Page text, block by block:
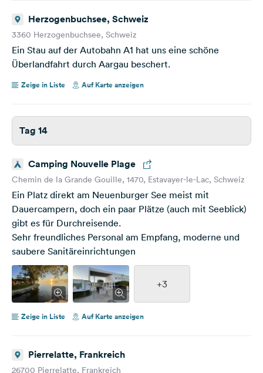
Herzogenbuchsee, Schweiz
3360 Herzogenbuchsee, Schweiz
Ein Stau auf der Autobahn A1 hat uns eine schöne
Überlandfahrt durch Aargau beschert.
Zeige in Liste Auf Karte anzeigen
Tag 14
Camping Nouvelle Plage
Chemin de la Grande Gouille, 1470, Estavayer-le-Lac, Schweiz
Ein Platz direkt am Neuenburger See meist mit
Dauercampern, doch ein paar Plätze (auch mit Seeblick)
gibt es für Durchreisende.
Sehr freundliches Personal am Empfang, moderne und
saubere Sanitäreinrichtungen
+3
Zeige in Liste Auf Karte anzeigen
Pierrelatte, Frankreich
26700 Pierrelatte, Frankreich